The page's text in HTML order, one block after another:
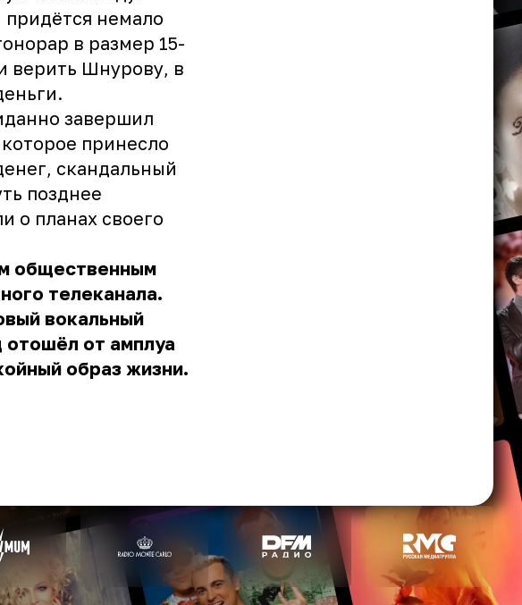
немало
в размер 15-
верить Шнурову, в
завершил
принесло
скандальный
позднее
о планах своего
общественным
телеканала.
вокальный
отошёл от амплуа
образ жизни.